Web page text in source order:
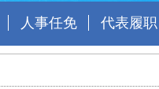
人事任免 代表履职